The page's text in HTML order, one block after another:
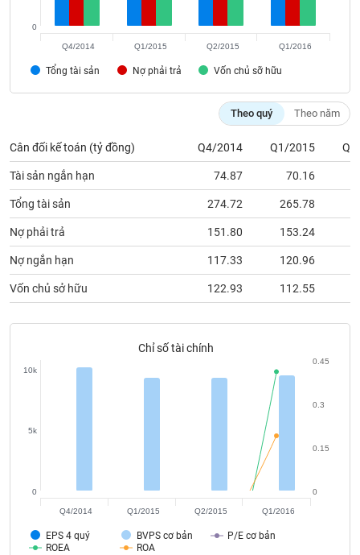
Tổng tài sản Nợ phải trả Vốn chủ sỡ hữu
0
Q4/2014 Q1/2015 Q2/2015 Q1/2016
Theo quý Theo năm
Cân đối kế toán (tỷ đồng) Q4/2014 Q1/2015
Tài sản ngắn hạn 74.87 70.16
Tổng tài sản 274.72 265.78
Nợ phải trả 151.80 153.24
Nợ ngắn hạn 117.33 120.96
Vốn chủ sở hữu 122.93 112.55
Chỉ số tài chính
EPS 4 quý BVPS cơ bản
P/E cơ bản
ROEA
ROA
0
5k
10k
0
0.15
0.3
0.45
Q4/2014 Q1/2015 Q2/2015 Q1/2016
Sách
cụ
tư
Truyền
thông
tài
chính